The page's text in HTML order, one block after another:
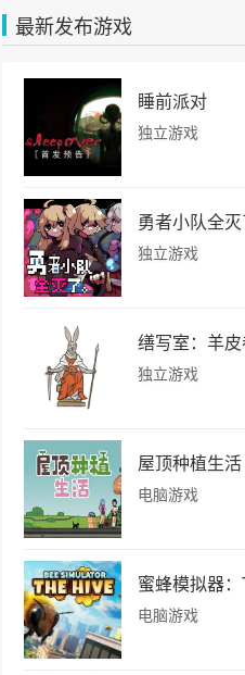
最新发布游戏
睡前派对
独立游戏
勇者小队全灭
独立游戏
缮写室：羊
独立游戏
屋顶种植生活
电脑游戏
蜜蜂模拟器
电脑游戏